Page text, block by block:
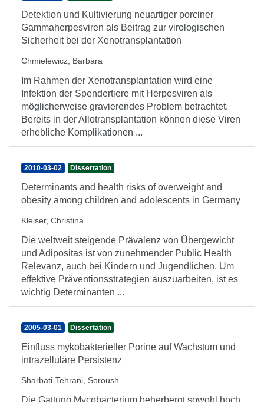
Detektion und Kultivierung neuartiger porciner
Gammaherpesviren als Beitrag zur virologischen
Sicherheit bei der Xenotransplantation
Chmielewicz, Barbara
Im Rahmen der Xenotransplantation wird eine
Infektion der Spendertiere mit Herpesviren als
möglicherweise gravierendes Problem betrachtet.
Bereits in der Allotransplantation können diese Viren
erhebliche Komplikationen ...
2010-03-02 Dissertation
Determinants and health risks of overweight and
obesity among children and adolescents in Germany
Kleiser, Christina
Die weltweit steigende Prävalenz von Übergewicht
und Adipositas ist von zunehmender Public Health
Relevanz, auch bei Kindern und Jugendlichen. Um
effektive Präventionsstrategien auszuarbeiten, ist es
wichtig Determinanten ...
2005-03-01 Dissertation
Einfluss mykobakterieller Porine auf Wachstum und
intrazelluläre Persistenz
Sharbati-Tehrani, Soroush
Die Gattung Mycobacterium beherbergt sowohl hoch